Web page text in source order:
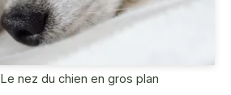
Le nez du chien en gros plan